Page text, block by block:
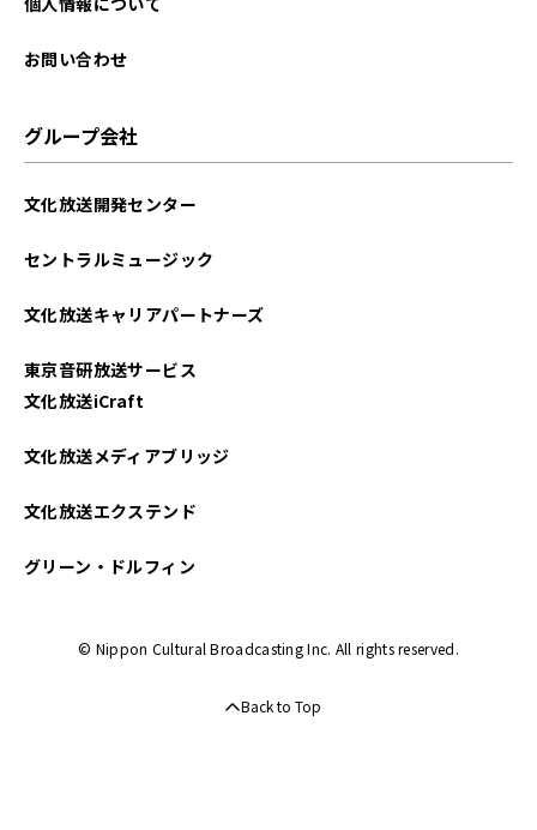
2025年06月
2025年01月
2024年12月
2024年11月
お問い合わせ
グループ会社
文化放送開発センター
セントラルミュージック
文化放送キャリアパートナーズ
東京音研放送サービス
文化放送iCraft
文化放送メディアブリッジ
文化放送エクステンド
グリーン・ドルフィン
© Nippon Cultural Broadcasting Inc. All rights reserved.
Back to Top